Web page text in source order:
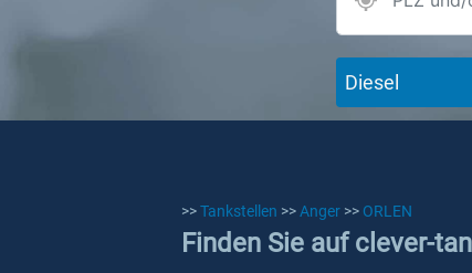
Diesel
>>Tankstellen >>Anger >> ORLEN
Finden Sie auf clever-